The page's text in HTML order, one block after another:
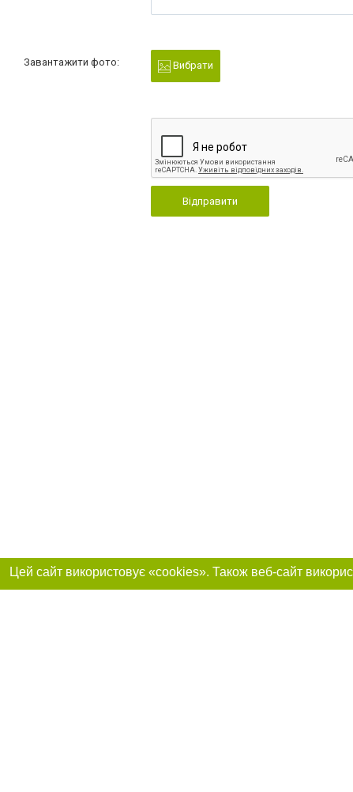
Завантажити фото: Вибрати
Відправити